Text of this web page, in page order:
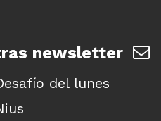
newsletter
del lunes